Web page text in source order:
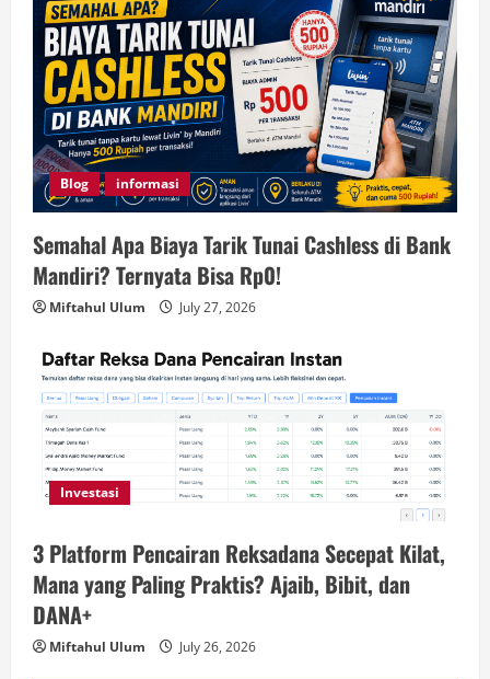
Blog informasi
Semahal Apa Biaya Tarik Tunai Cashless di Bank
Mandiri? Ternyata Bisa Rp0!
Miftahul Ulum July 27, 2026
Investasi
3 Platform Pencairan Reksadana Secepat Kilat,
Mana yang Paling Praktis? Ajaib, Bibit, dan
DANA+
Miftahul Ulum July 26, 2026